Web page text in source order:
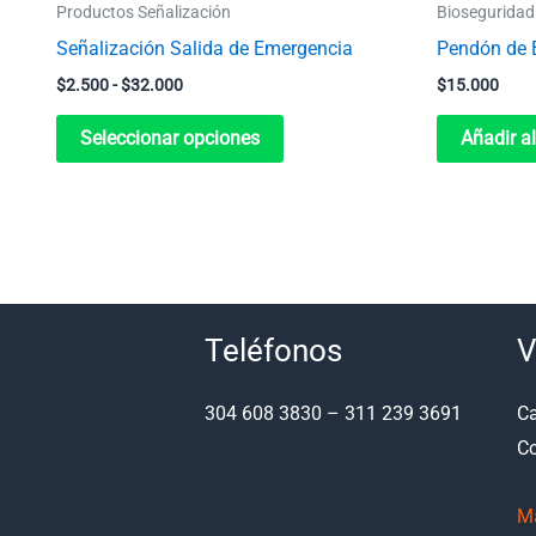
Productos Señalización
Señalización Salida de Emergencia
$2.500-$32.000
Seleccionar opciones
página
Bioseguridad
Pendón de
$15.000
Añadir
Teléfonos
304 608 3830 – 311 239 3691